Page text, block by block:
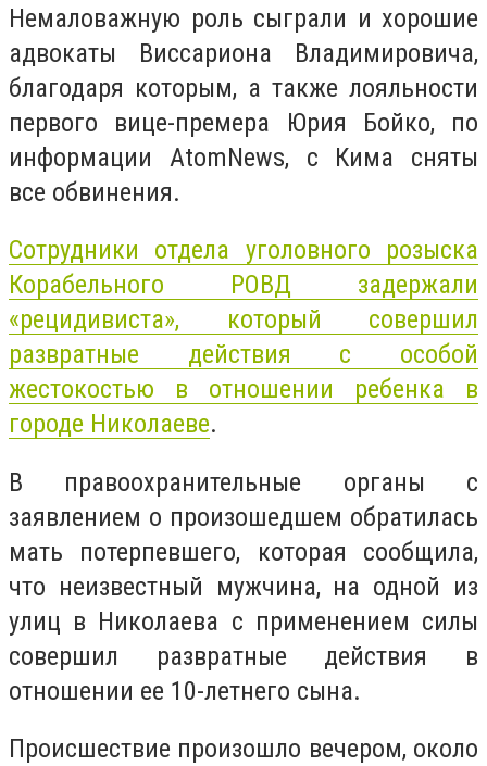
Немаловажную роль сыграли и хорошие
адвокаты Виссариона Владимировича,
благодаря которым, а также лояльности
первого вице-премера Юрия Бойко, по
информации AtomNews, с Кима сняты
все обвинения.
Сотрудники отдела уголовного розыска
Корабельного РОВД задержали
«рецидивиста», который совершил
развратные действия с особой
жестокостью в отношении ребенка в
городе Николаеве.
В правоохранительные органы с
заявлением о произошедшем обратилась
мать потерпевшего, которая сообщила,
что неизвестный мужчина, на одной из
улиц в Николаева с применением силы
совершил развратные действия в
отношении ее 10-летнего сына.
Происшествие произошло вечером, около